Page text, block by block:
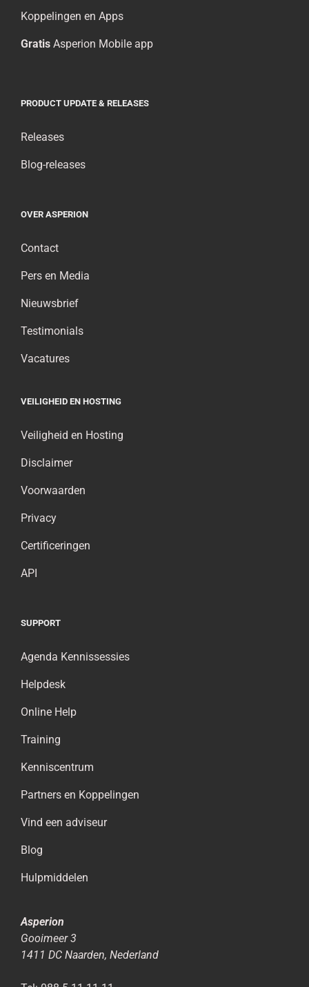
Koppelingen en Apps
Gratis Asperion Mobile app
PRODUCT UPDATE & RELEASES
Releases
Blog-releases
OVER ASPERION
Contact
Pers en Media
Nieuwsbrief
Testimonials
Vacatures
VEILIGHEID EN HOSTING
Veiligheid en Hosting
Disclaimer
Voorwaarden
Privacy
Certificeringen
API
SUPPORT
Agenda Kennissessies
Helpdesk
Online Help
Training
Kenniscentrum
Partners en Koppelingen
Vind een adviseur
Blog
Hulpmiddelen
Asperion
Gooimeer 3
1411 DC Naarden, Nederland